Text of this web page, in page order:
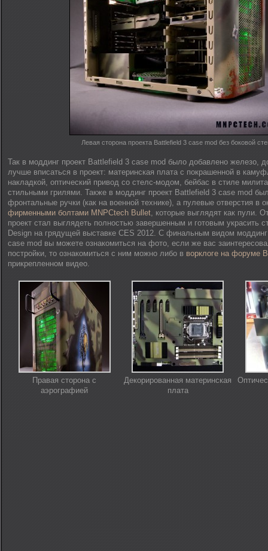
Левая сторона проекта Battlefield 3 case mod без боковой
Так в моддинг проект Battlefield 3 case mod было добавлено железо,
лучше вписаться в проект: материнская плата с покрашенной в
накладкой, оптический привод со стелс-модом, бейбас в стиле
стильными грилями. Также в моддинг проект Battlefield 3 case mod
фронтальные ручки (как на военной технике), а пулевые отверстия в
фирменными болтами MNPCtech Bullet, которые выглядят как пули.
проект стал выглядеть полностью завершенным и готовым украсить
Design на грядущей выставке CES 2012. С финальным видом
case mod вы можете ознакомиться на фото, если же вас
постройки, то ознакомиться с ним можно либо в ворклоге на форуме
прикрепленном видео.
Правая сторона с
аэрографией
Декорированная материнская
плата